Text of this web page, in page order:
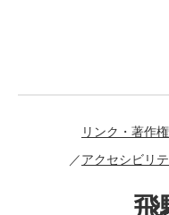
リンク・著作
アクセシビリ
飛